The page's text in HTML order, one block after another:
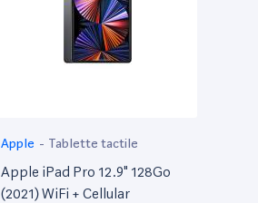
Apple - Tablette tactile
Apple iPad Pro 12.9" 128Go
(2021) WiFi + Cellular